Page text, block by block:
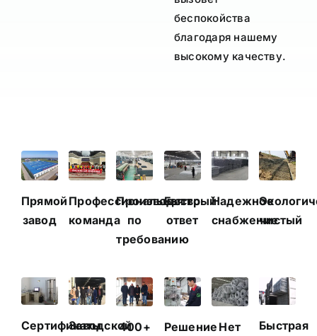
беспокойства
благодаря нашему
высокому качеству.
Прямой
завод
Профессиональная
команда
Производство
по
требованию
Быстрый
ответ
Надежное
снабжениечистый
СертификатыЗаводской400+
Решение Нет
Быстрая